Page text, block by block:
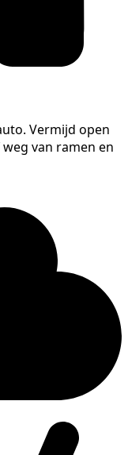
Vermijd open
van ramen en